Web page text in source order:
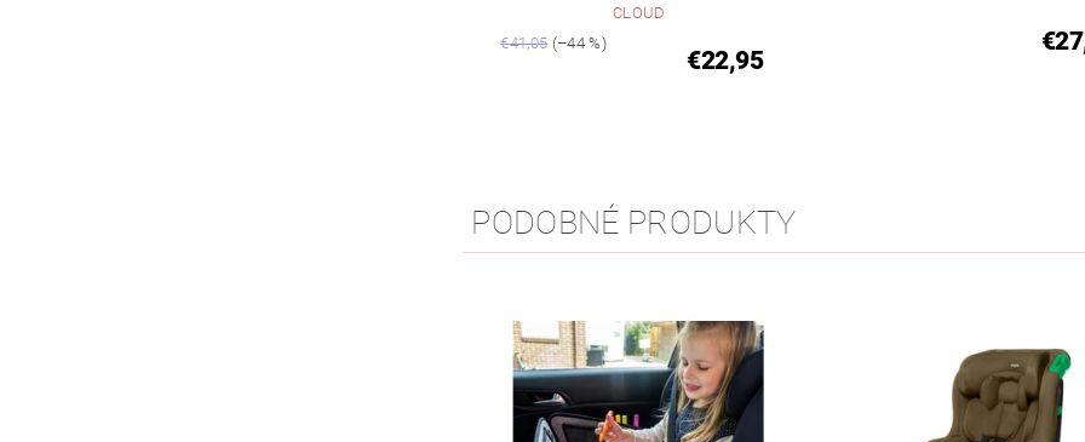
CLOUD
€41,05(–44 %)
€22,95
PODOBNÉ PRODUKTY